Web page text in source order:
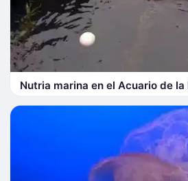
Nutria marina en el Acuario de